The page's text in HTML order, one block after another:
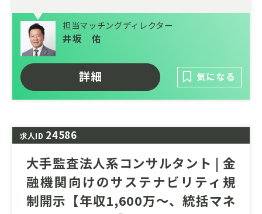
国内外の最新動向（G20原則、ISSB基準、各
国の開示規制、機関投資家動向など）を定点
観測し、サステナビリティ経営と企業価値向
上・社会的インパクト創出の関係を深く探
究。学界との協働研究や独自のサーベイを通
このポジションでは、得られたインサイトを
基に、企業のガバナンス・サステナビリティ
戦略を支えるコンサルティングの基盤を築く
リサーチ部門での募集で、経営の中枢に入り
込み、未来の経営の「当たり前」を共に創造
担当マッチングディレクター
井坂 佑
詳細 気になる
求人ID 24586
大手監査法人系コンサルタント | 金
融機関向けのサステナビリティ規
制開示【年収1,600万～、統括マネ